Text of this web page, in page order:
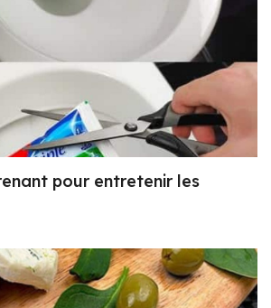
pour entretenir les